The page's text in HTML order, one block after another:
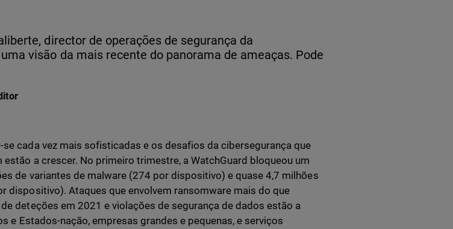
director de operações de segurança da
visão da mais recente do panorama de ameaças. Pode
on Reddit
cada vez mais sofisticadas e os desafios da cibersegurança que
a crescer. No primeiro trimestre, a WatchGuard bloqueou um
de variantes de malware (274 por dispositivo) e quase 4,7 milhões
dispositivo). Ataques que envolvem ransomware mais do que
deteções em 2021 e violações de segurança de dados estão a
e Estados-nação, empresas grandes e pequenas, e serviços